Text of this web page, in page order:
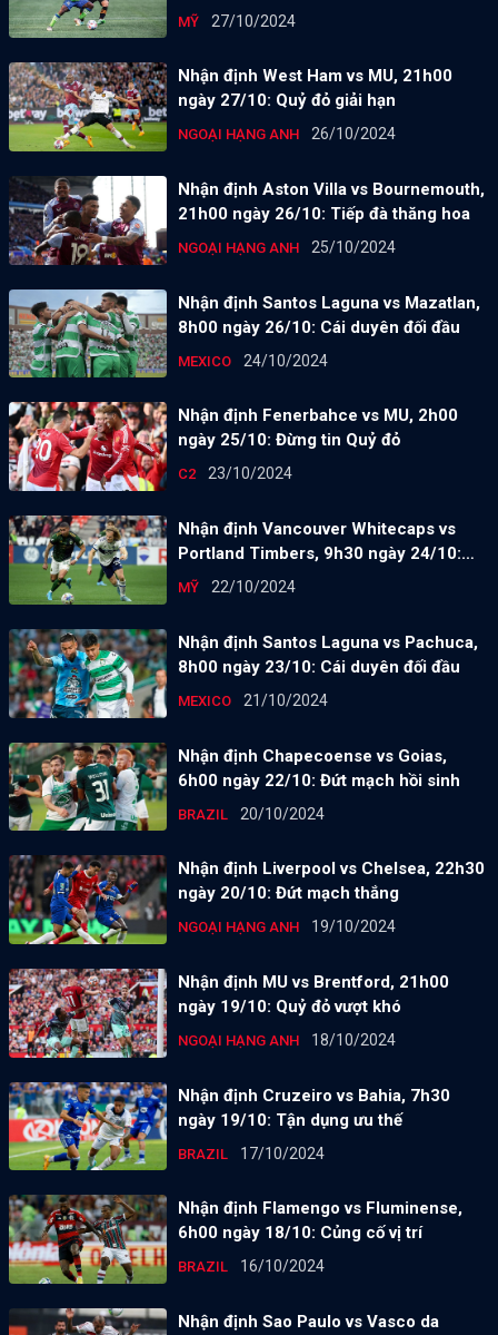
Điểm tựa sân nhà
MỸ 27/10/2024
Nhận định West Ham vs MU, 21h00
ngày 27/10: Quỷ đỏ giải hạn
NGOẠI HẠNG ANH 26/10/2024
Nhận định Aston Villa vs Bournemouth,
21h00 ngày 26/10: Tiếp đà thăng hoa
NGOẠI HẠNG ANH 25/10/2024
Nhận định Santos Laguna vs Mazatlan,
8h00 ngày 26/10: Cái duyên đối đầu
MEXICO 24/10/2024
Nhận định Fenerbahce vs MU, 2h00
ngày 25/10: Đừng tin Quỷ đỏ
C2 23/10/2024
Nhận định Vancouver Whitecaps vs
Portland Timbers, 9h30 ngày 24/10:
Chưa thoát khủng hoảng
MỸ 22/10/2024
Nhận định Santos Laguna vs Pachuca,
8h00 ngày 23/10: Cái duyên đối đầu
MEXICO 21/10/2024
Nhận định Chapecoense vs Goias,
6h00 ngày 22/10: Đứt mạch hồi sinh
BRAZIL 20/10/2024
Nhận định Liverpool vs Chelsea, 22h30
ngày 20/10: Đứt mạch thắng
NGOẠI HẠNG ANH 19/10/2024
Nhận định MU vs Brentford, 21h00
ngày 19/10: Quỷ đỏ vượt khó
NGOẠI HẠNG ANH 18/10/2024
Nhận định Cruzeiro vs Bahia, 7h30
ngày 19/10: Tận dụng ưu thế
BRAZIL 17/10/2024
Nhận định Flamengo vs Fluminense,
6h00 ngày 18/10: Củng cố vị trí
BRAZIL 16/10/2024
Nhận định Sao Paulo vs Vasco da